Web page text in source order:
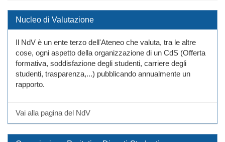
Nucleo di Valutazione
Il NdV è un ente terzo dell'Ateneo che valuta, tra le altre
cose, ogni aspetto della organizzazione di un CdS (Offerta
formativa, soddisfazione degli studenti, carriere degli
studenti, trasparenza,...) pubblicando annualmente un
rapporto.
Vai alla pagina del NdV